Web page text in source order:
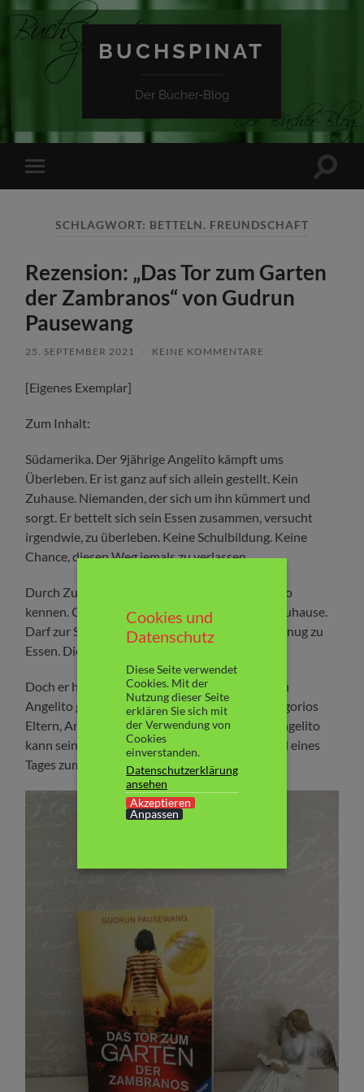
BUCHSPINAT
Der Bücher-Blog
Mobile-
Menü
SCHLAGWORT: BETTELN. FREUNDSCHAFT
Rezension: „Das Tor zum Garten
der Zambranos“ von Gudrun
Pausewang
25. SEPTEMBER 2021 KEINE KOMMENTARE
[Eigenes Exemplar]
Zum Inhalt:
Südamerika. Der 9jährige Angelito kämpft ums
Überleben. Er ist ganz auf sich allein gestellt. Kein
Zuhause. Niemanden, der sich um ihn kümmert und
sorgt. Er bettelt sich sein Essen zusammen, versucht
irgendwie, zu überleben. Keine Schulbildung. Keine
Chance, diesen Weg jemals zu verlassen.
Durch Zufall lernt er den gleichaltrigen Gregorio
kennen. Gregorio lebt in einem wunderbaren Zuhause.
Darf zur Schule gehen. Hat ein weiches Bett. Genug zu
Essen. Dienstboten. Saubere Kleidung.
Doch er hat keine Freunde. Und irgendetwas an
Angelito gefällt ihm sehr. Also beschließen Gregorios
Eltern, Angelito bei sich aufzunehmen. Doch Angelito
kann seine Herkunft nicht verleugnen. Das wird eines
Tages zum Problem…
Cookies und
Datenschutz
Diese Seite verwendet
Cookies. Mit der
Nutzung dieser Seite
erklären Sie sich mit
der Verwendung von
Cookies
einverstanden.
Datenschutzerklärung
ansehen
Akzeptieren
Anpassen